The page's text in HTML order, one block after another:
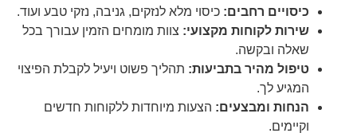
כיסויים רחבים:כיסוי מלא לנזקים, גניבה, נזקי טבע ועוד.
שירות לקוחות מקצועי:צוות מומחים הזמין עבורך בכל
שאלה ובקשה.
טיפול מהיר בתביעות:תהליך פשוט ויעיל לקבלת הפיצוי
המגיע לך.
הנחות ומבצעים:הצעות מיוחדות ללקוחות חדשים
וקיימים.